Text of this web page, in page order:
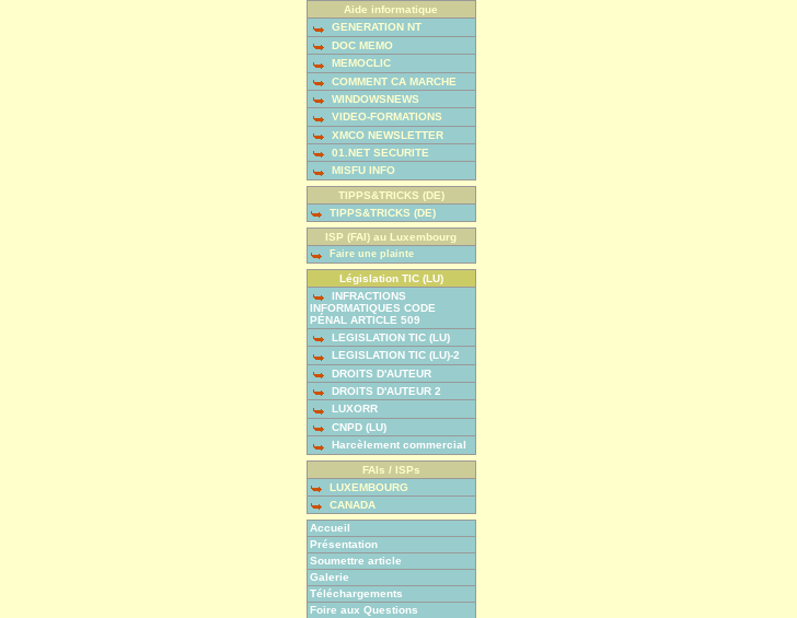
Aide informatique
GENERATION NT
DOC MEMO
MEMOCLIC
COMMENT CA MARCHE
WINDOWSNEWS
VIDEO-FORMATIONS
XMCO NEWSLETTER
01.NET SECURITE
MISFU INFO
TIPPS&TRICKS (DE)
TIPPS&TRICKS (DE)
ISP (FAI) au Luxembourg
Faire une plainte
Législation TIC (LU)
INFRACTIONS
INFORMATIQUES CODE
PÉNAL ARTICLE 509
LEGISLATION TIC (LU)
LEGISLATION TIC (LU)-2
DROITS D'AUTEUR
DROITS D'AUTEUR 2
LUXORR
CNPD (LU)
Harcèlement commercial
FAIs / ISPs
LUXEMBOURG
CANADA
Accueil
Présentation
Soumettre article
Galerie
Téléchargements
Foire aux Questions